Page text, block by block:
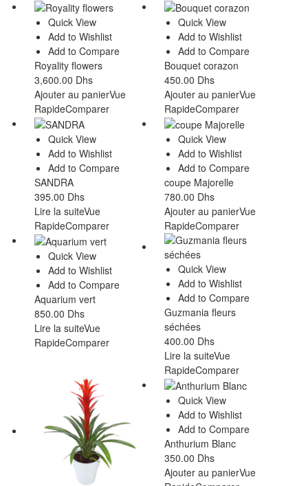
Quick View
Add to Wishlist
Add to Compare
Royality flowers
3,600.00 Dhs
Ajouter au panierVue
RapideComparer
Quick View
Add to Wishlist
Add to Compare
Bouquet corazon
450.00 Dhs
Ajouter au panierVue
RapideComparer
Quick View
Add to Wishlist
Add to Compare
SANDRA
395.00 Dhs
Lire la suiteVue
RapideComparer
Quick View
Add to Wishlist
Add to Compare
coupe Majorelle
780.00 Dhs
Ajouter au panierVue
RapideComparer
Quick View
Add to Wishlist
Add to Compare
Aquarium vert
850.00 Dhs
Lire la suiteVue
RapideComparer
Quick View
Add to Wishlist
Add to Compare
Guzmania fleurs
séchées
400.00 Dhs
Lire la suiteVue
RapideComparer
Quick View
Add to Wishlist
Add to Compare
Anthurium Blanc
350.00 Dhs
Ajouter au panierVue